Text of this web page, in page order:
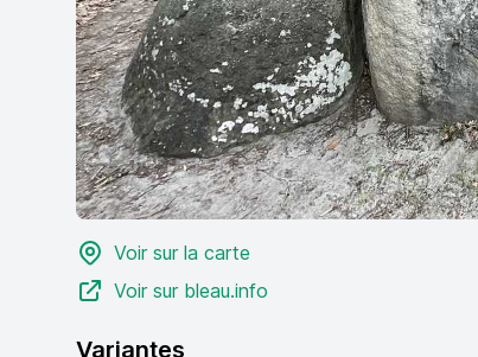
Voir sur la carte
Voir sur bleau.info
Variantes